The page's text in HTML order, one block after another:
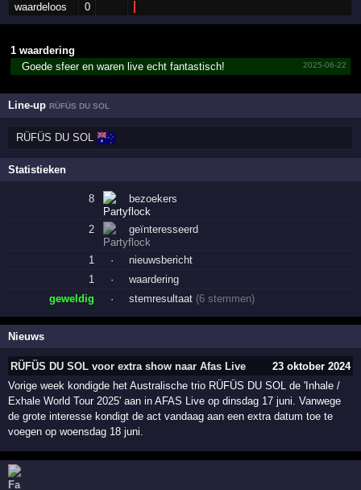
waardeloos
0
1 waardering
2025-06-22
Goede sfeer en waren live echt fantastisch!
Line-upRÜFÜS DU SOL
RÜFÜS DU SOL 🇦🇺
Statistieken
8 bezoekers
2 geïnteresseerd
1 ·
nieuwsbericht
1
·
waardering
geweldig
· stemresultaat (6 stemmen)
Nieuws
RÜFÜS DU SOL voor extra show naar Afas Live
23 oktober 2024
Vorige week kondigde het Australische trio RÜFÜS DU SOL de 'Inhale /
Exhale World Tour 2025' aan in AFAS Live op dinsdag 17 juni. Vanwege
de grote interesse kondigt de act vandaag aan een extra datum toe te
voegen op woensdag 18 juni.